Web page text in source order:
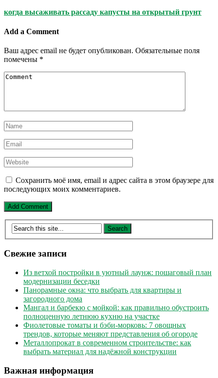
когда высаживать рассаду капусты на открытый грунт
Add a Comment
Ваш адрес email не будет опубликован. Обязательные поля
помечены *
Сохранить моё имя, email и адрес сайта в этом браузере для
последующих моих комментариев.
Свежие записи
Из ветхой постройки в уютный лаунж: пошаговый план
модернизации беседки
Панорамные окна: что выбрать для квартиры и
загородного дома
Мангал и барбекю с мойкой: как правильно обустроить
полноценную летнюю кухню на участке
Фиолетовые томаты и бэби-морковь: 7 овощных
трендов, которые меняют представления об огороде
Металлопрокат в современном строительстве: как
выбрать материал для надёжной конструкции
Важная информация